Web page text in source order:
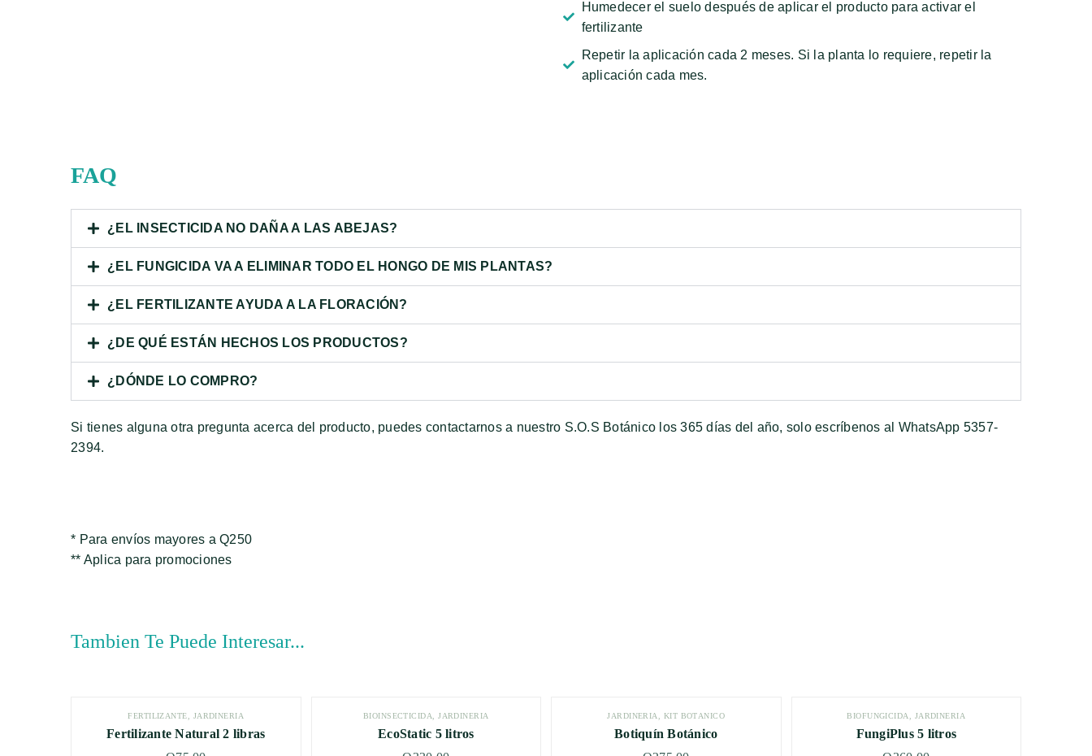
Humedecer el suelo después de aplicar el producto para activar el
fertilizante
Repetir la aplicación cada 2 meses. Si la planta lo requiere, repetir la
aplicación cada mes.
FAQ
¿EL INSECTICIDA NO DAÑA A LAS ABEJAS?
¿EL FUNGICIDA VA A ELIMINAR TODO EL HONGO DE MIS PLANTAS?
¿EL FERTILIZANTE AYUDA A LA FLORACIÓN?
¿DE QUÉ ESTÁN HECHOS LOS PRODUCTOS?
¿DÓNDE LO COMPRO?
Si tienes alguna otra pregunta acerca del producto, puedes contactarnos a nuestro S.O.S Botánico los 365 días del año, solo escríbenos al WhatsApp 5357-
2394.
* Para envíos mayores a Q250
** Aplica para promociones
Tambien Te Puede Interesar...
FERTILIZANTE JARDINERÍA
Fertilizante Natural 2 libras
BIOINSECTICIDA ,JARDINERÍA
EcoStatic 5 litros
JARDINERÍA KIT BOTÁNICO
Botiquín Botánico
BIOFUNGICIDA JARDINERÍA
FungiPlus 5 litros